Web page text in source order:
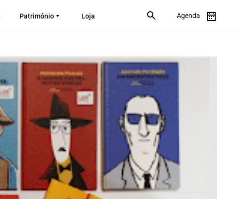
Património Loja Agenda